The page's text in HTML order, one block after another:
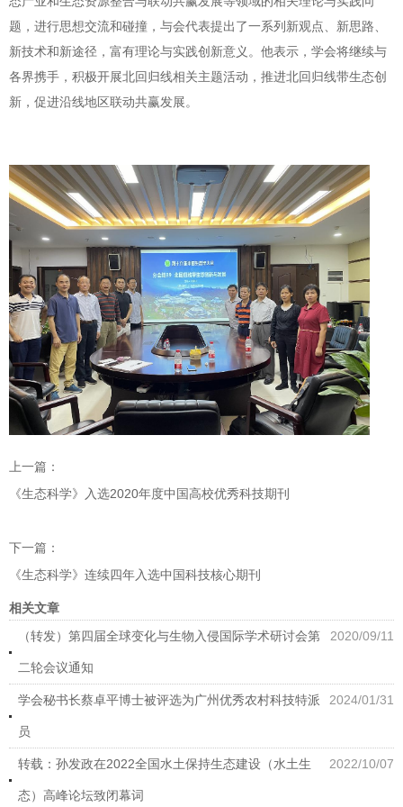
题，进行思想交流和碰撞，与会代表提出了一系列新观点、新思路、
新技术和新途径，富有理论与实践创新意义。他表示，学会将继续与
各界携手，积极开展北回归线相关主题活动，推进北回归线带生态创
新，促进沿线地区联动共赢发展。
上一篇：
《生态科学》入选2020年度中国高校优秀科技期刊
下一篇：
《生态科学》连续四年入选中国科技核心期刊
相关文章
2020/09/11
（转发）第四届全球变化与生物入侵国际学术研讨会第
二轮会议通知
2024/01/31
学会秘书长蔡卓平博士被评选为广州优秀农村科技特派
员
2022/10/07
转载：孙发政在2022全国水土保持生态建设（水土生
态）高峰论坛致闭幕词